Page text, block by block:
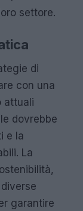
settore.
di
con una
attuali
dovrebbe
e la
La
garantire